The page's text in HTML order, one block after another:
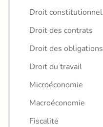
Droit constitutionnel
Droit des contrats
Droit des obligations
Droit du travail
Microéconomie
Macroéconomie
Fiscalité